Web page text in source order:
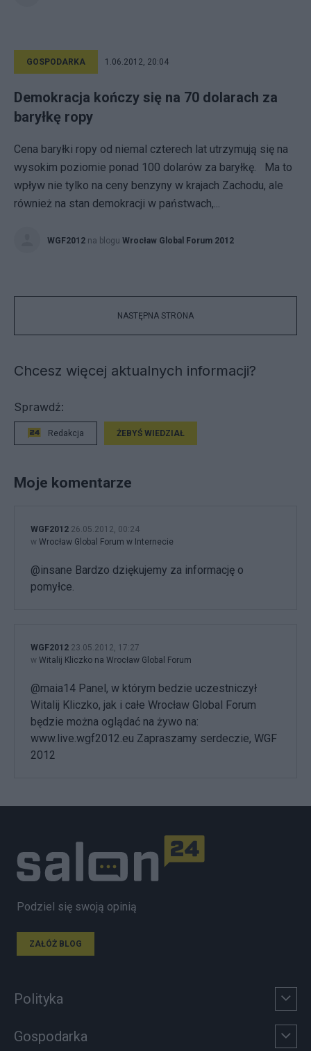
GOSPODARKA 1.06.2012, 20:04
Demokracja kończy się na 70 dolarach za
baryłkę ropy
Cena baryłki ropy od niemal czterech lat utrzymują się na
wysokim poziomie ponad 100 dolarów za baryłkę. Ma to
wpływ nie tylko na ceny benzyny w krajach Zachodu, ale
również na stan demokracji w państwach,...
WGF2012 na blogu Wrocław Global Forum 2012
NASTĘPNA STRONA
Chcesz więcej aktualnych informacji?
Sprawdź:
Redakcja ŻEBYŚ WIEDZIAŁ
Moje komentarze
WGF2012 26.05.2012, 00:24
w Wrocław Global Forum w Internecie
@insane Bardzo dziękujemy za informację o
pomyłce.
WGF2012 23.05.2012, 17:27
w Witalij Kliczko na Wrocław Global Forum
@maia14 Panel, w którym bedzie uczestniczył
Witalij Kliczko, jak i całe Wrocław Global Forum
będzie można oglądać na żywo na:
www.live.wgf2012.eu Zapraszamy serdeczie, WGF
2012
Podziel się swoją opinią
ZAŁÓŻ BLOG
Polityka
Gospodarka